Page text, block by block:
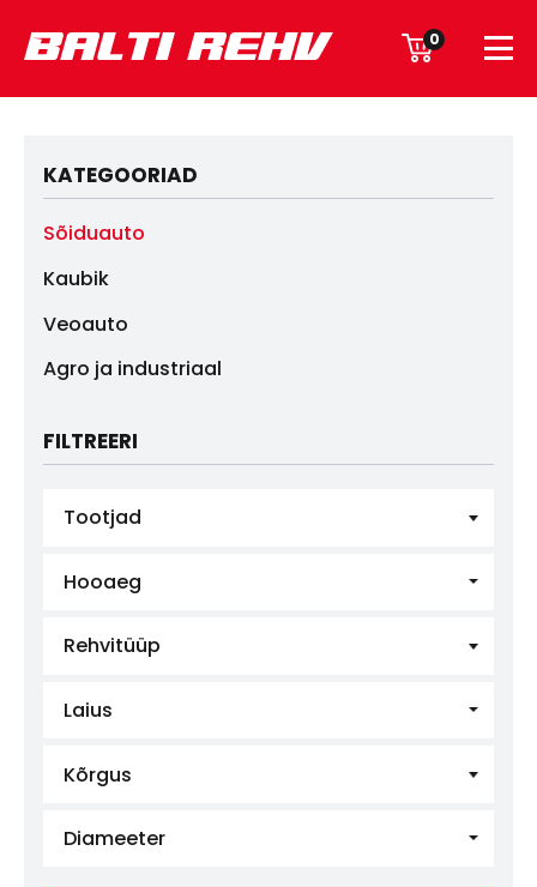
0
KATEGOORIAD
Sõiduauto
Kaubik
Veoauto
Agro ja industriaal
FILTREERI
Tootjad
Rehvitüüp
Hooaeg
Laius
Kõrgus
Diameeter